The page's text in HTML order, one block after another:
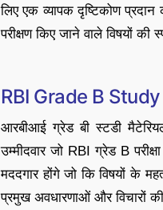
लिए एक व्यापक दृष्टिकोण
परीक्षण किए जाने वाले विषयों
RBI Grade B
आरबीआई ग्रेड बी स्टडी
उम्मीदवार जो RBI ग्रेड B
मददगार होंगे जो कि विषयों के
प्रमुख अवधारणाओं और विचारों